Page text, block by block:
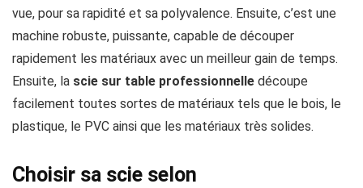
vue, pour sa rapidité et sa polyvalence. Ensuite, c’est une
machine robuste, puissante, capable de découper
rapidement les matériaux avec un meilleur gain de temps.
Ensuite, la scie sur table professionnelle découpe
facilement toutes sortes de matériaux tels que le bois, le
plastique, le PVC ainsi que les matériaux très solides.
Choisir sa scie selon